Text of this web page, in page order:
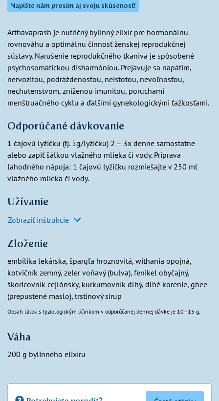
Napíšte nám prosím aj svoju skúsenosť!
Arthavaprash je nutričný bylinný elixír pre hormonálnu
rovnováhu a optimálnu činnosť ženskej reprodukčnej
sústavy. Narušenie reprodukčného tkaniva je spôsobené
psychosomatickou disharmóniou. Prejavuje sa napätím,
nervozitou, podráždenosťou, neistotou, nevoľnosťou,
nechutenstvom, zníženou imunitou, poruchami
menštruačného cyklu a ďalšími gynekologickými ťažkosťami.
Odporúčané dávkovanie
1 čajovú lyžičku (tj. 5g/lyžičku) 2 – 3x denne samostatne
alebo zapiť šálkou vlažného mlieka či vody. Príprava
lahodného nápoja: 1 čajovú lyžičku rozmiešajte v 250 ml
vlažného mlieka či vody.
Užívanie
Zobraziť inštrukcie
Zloženie
embilika lekárska, špargľa hroznovitá, withania opojná,
kotvičník zemný, zeler voňavý (bulva), fenikel obyčajný,
škoricovník cejlónsky, kurkumovník dlhý, dlhé korenie, ghee
(prepustené maslo), trstinový sirup
Obsah látok s fyziologickým účinkom v odporúčanej dennej dávke je 10–15 g.
Váha
200 g bylinného elixíru